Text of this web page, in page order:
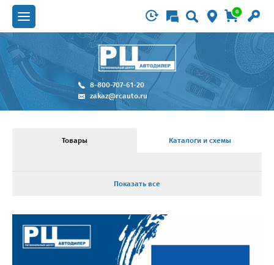
0
8-800-707-61-20
zakaz@rcauto.ru
Товары Каталоги и схемы
Показать все